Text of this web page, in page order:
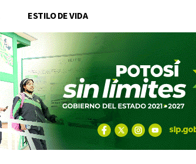
ESTILO DE VIDA